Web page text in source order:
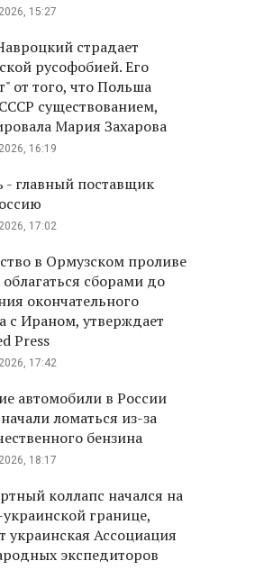
15:27
страдает
русофобией. Его
от того, что Польша
существованием,
Мария Захарова
16:19
- главный поставщик
17:02
в Ормузском проливе
облагаться сборами до
окончательного
с Ираном, утверждает
Press
17:42
автомобили в России
ломаться из-за
бензина
18:17
коллапс начался на
границе,
украинская Ассоциация
экспедиторов